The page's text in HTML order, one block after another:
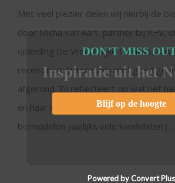
Met veel plezier delen wij hierbij de
door Micha van Aart, partner bij K+V,
opleiding De Vrouwelijke
recent haar traineeship met goed
afgerond. Zij reflecteert op wat het
en haar visie op toezichthouden. Micha:
bemiddelen jaarlijks vele kandidaten
DON’T MISS
Inspiratie uit het
Blijf op de hoogte
Powered by Convert Plus